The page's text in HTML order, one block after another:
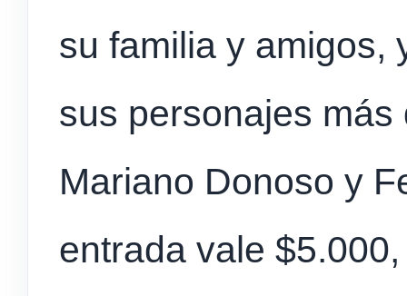
su familia y amigos,
sus personajes
Mariano Donoso y
entrada vale